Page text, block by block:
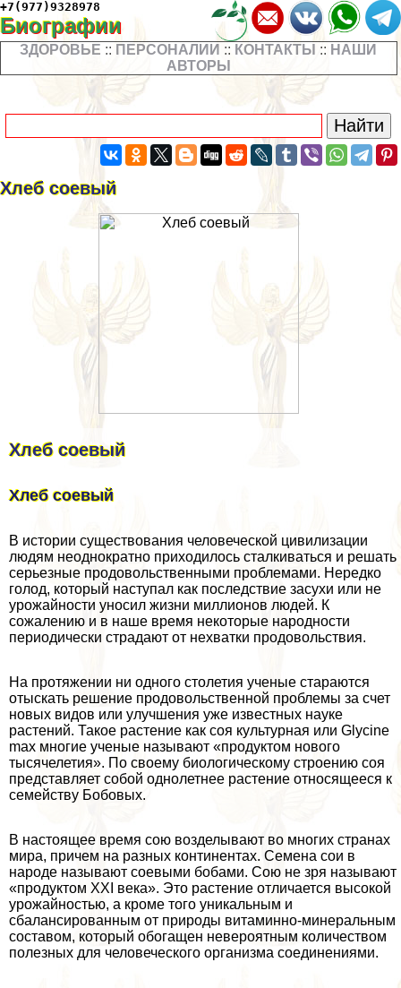
+7(977)9328978
Биографии
ЗДОРОВЬЕ :: ПЕРСОНАЛИИ :: КОНТАКТЫ :: НАШИ
АВТОРЫ
Хлеб соевый
Хлеб соевый
Хлеб соевый
В истории существования человеческой цивилизации
людям неоднократно приходилось сталкиваться и решать
серьезные продовольственными проблемами. Нередко
голод, который наступал как последствие засухи или не
урожайности уносил жизни миллионов людей. К
сожалению и в наше время некоторые народности
периодически страдают от нехватки продовольствия.
На протяжении ни одного столетия ученые стараются
отыскать решение продовольственной проблемы за счет
новых видов или улучшения уже известных науке
растений. Такое растение как соя культурная или Glycine
max многие ученые называют «продуктом нового
тысячелетия». По своему биологическому строению соя
представляет собой однолетнее растение относящееся к
семейству Бобовых.
В настоящее время сою возделывают во многих странах
мира, причем на разных континентах. Семена сои в
народе называют соевыми бобами. Сою не зря называют
«продуктом XXI века». Это растение отличается высокой
урожайностью, а кроме того уникальным и
сбалансированным от природы витаминно-минеральным
составом, который обогащен невероятным количеством
полезных для человеческого организма соединениями.